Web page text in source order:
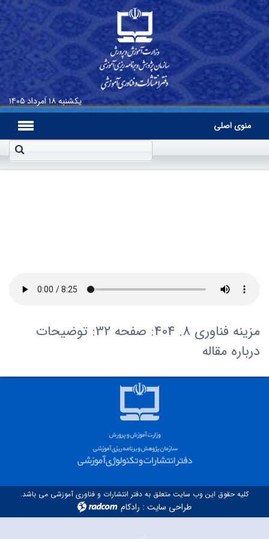
یکشنبه۱۸ اَمرداد ۱۴۰۵
منوی اصلی
مزینه فناوری 8. 404: صفحه 32: توضیحات
درباره مقاله
کلیه حقوق این وب سایت متعلق به دفتر انتشارات و فناوری آموزشی می باشد.
طراحی سایت : رادکام radcom